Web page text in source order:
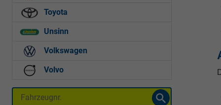
Toyota
Unsinn
Volkswagen
Volvo
Fahrzeugnr.